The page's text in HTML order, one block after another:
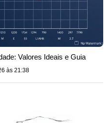
Valores Ideais e Guia
às 21:38